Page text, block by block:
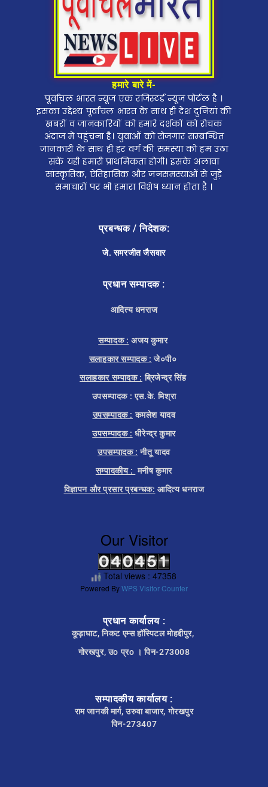
हमारे बारे में-
पूर्वांचल भारत न्यूज एक रजिस्टर्ड न्यूज पोर्टल है ।
इसका उद्देश्य पूर्वांचल भारत के साथ ही देश दुनियां की
खबरों व जानकारियों को हमारे दर्शकों को रोचक
अंदाज में पहुंचना है। युवाओं को रोजगार सम्बन्धित
जानकारी के साथ ही हर वर्ग की समस्या को हम उठा
सकें यही हमारी प्राथमिकता होगी। इसके अलावा
सांस्कृतिक, ऐतिहासिक और जनसमस्याओं से जुड़े
समाचारों पर भी हमारा विशेष ध्यान होता है ।
प्रबन्धक / निदेशक:
जे. समरजीत जैसवार
प्रधान सम्पादक :
आदित्य धनराज
सम्पादक : अजय कुमार
सलाहकार सम्पादक : जे०पी०
सलाहकार सम्पादक : ब्रिजेन्द्र सिंह
उपसम्पादक : एस.के. मिश्रा
उपसम्पादक : कमलेश यादव
उपसम्पादक : धीरेन्द्र कुमार
उपसम्पादक : नीतू यादव
सम्पादकीय : मनीष कुमार
विज्ञापन और प्रसार प्रबन्धक: आदित्य धनराज
Our Visitor
Total views : 47358
Powered ByWPS Visitor Counter
प्रधान कार्यालय :
कूड़ाघाट, निकट एम्स हॉस्पिटल मोहद्दीपुर,
गोरखपुर, उo प्रo । पिन-273008
सम्पादकीय कार्यालय :
राम जानकी मार्ग, उरुवा बाजार, गोरखपुर
पिन-273407